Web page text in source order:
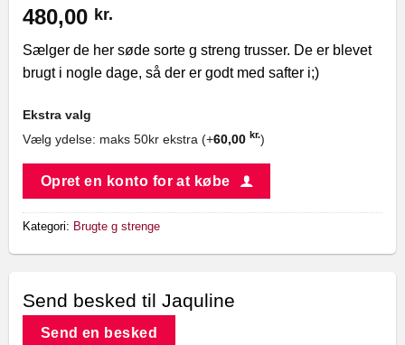
480,00 kr.
Sælger de her søde sorte g streng trusser. De er blevet
brugt i nogle dage, så der er godt med safter i;)
Ekstra valg
Vælg ydelse: maks 50kr ekstra (+60,00 kr.)
Opret en konto for at købe
Kategori: Brugte g strenge
Send besked til Jaquline
Send en besked